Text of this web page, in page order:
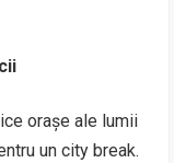
orașe ale lumii
un city break.